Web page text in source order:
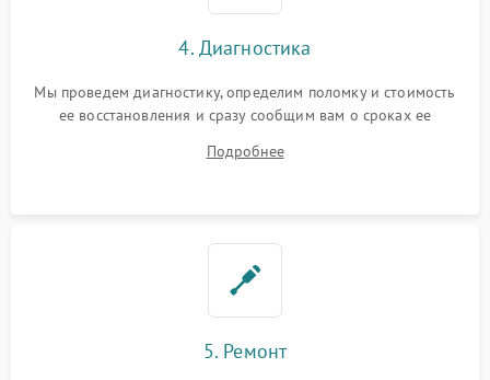
4. Диагностика
Мы проведем диагностику, определим поломку и стоимость
ее восстановления и сразу сообщим вам о сроках ее
Подробнее
5. Ремонт